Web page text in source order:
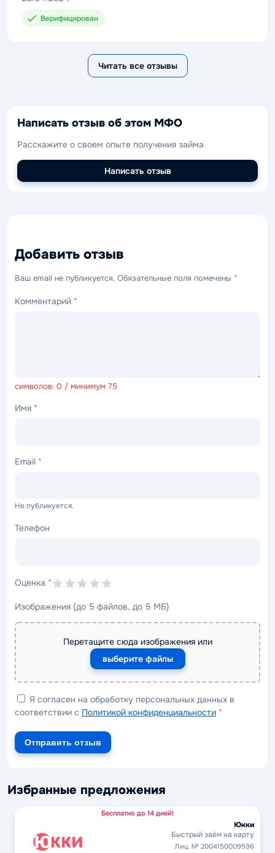
Верифицирован
Читать все отзывы
Написать отзыв об этом МФО
Расскажите о своем опыте получения займа
Написать отзыв
Добавить отзыв
Ваш email не публикуется. Обязательные поля помечены *
Комментарий *
символов: 0 / минимум 75
Имя *
Email *
Не публикуется.
Телефон
Оценка *
Изображения (до 5 файлов, до 5 МБ)
Перетащите сюда изображения или
выберите файлы
Я согласен на обработку персональных данных в
соответствии с Политикой конфиденциальности *
Отправить отзыв
Избранные предложения
Бесплатно до 14 дней!
Юкки
Быстрый заём на карту
Лиц. № 2004150009596